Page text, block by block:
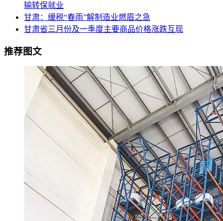
输转保就业
甘肃：缓税“春雨”解制造业燃眉之急
甘肃省三月份及一季度主要商品价格涨跌互现
推荐图文